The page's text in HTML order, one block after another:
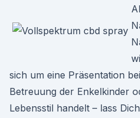
sich um eine Präsentation
Betreuung der Enkelkinder
Lebensstil handelt – lass